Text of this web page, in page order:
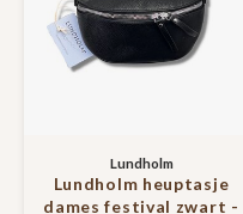
Lundholm
Lundholm heuptasje
dames festival zwart -